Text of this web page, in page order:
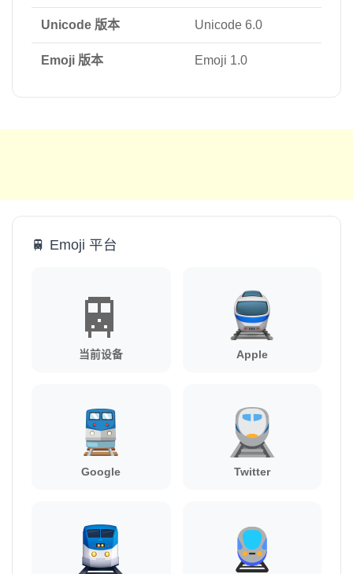
Unicode 版本 Unicode 6.0
Emoji 版本 Emoji 1.0
🚆 Emoji 平台
🚆
当前设备 Apple
Google Twitter